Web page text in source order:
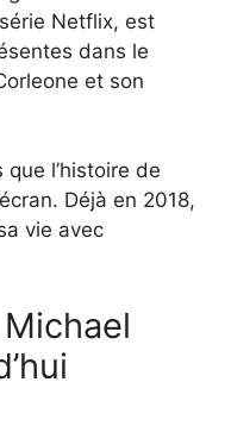
Netflix, est
dans le
et son
que l’histoire de
Déjà en 2018,
vie avec